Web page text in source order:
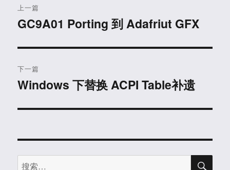
章
航
上一篇
上
文
章：
GC9A01 Porting 到 Adafriut GFX
下一篇
下
文
Windows 下替换 ACPI Table补遗
搜
搜